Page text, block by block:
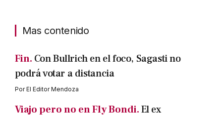
Mas contenido
Fin. Con Bullrich en el foco, Sagasti no
podrá votar a distancia
PorEl Editor Mendoza
Viajo pero no en Fly Bondi.El ex